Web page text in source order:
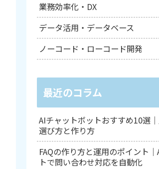
業務効率化・DX
データ活用・データベース
ノーコード・ローコード開発
最近のコラム
AIチャットボットおすすめ10選
選び方と作り方
FAQの作り方と運用のポイント
トで問い合わせ対応を自動化